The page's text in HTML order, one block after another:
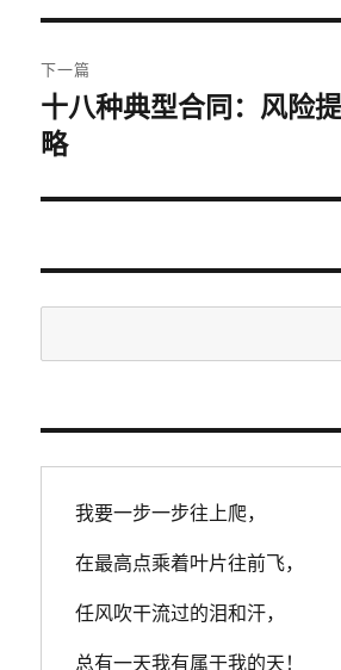
航
章：
下一篇
下
篇
章：
十八种典型合同：风险
略
我要一步一步往上爬，
在最高点乘着叶片往前飞，
任风吹干流过的泪和汗，
总有一天我有属于我的天！